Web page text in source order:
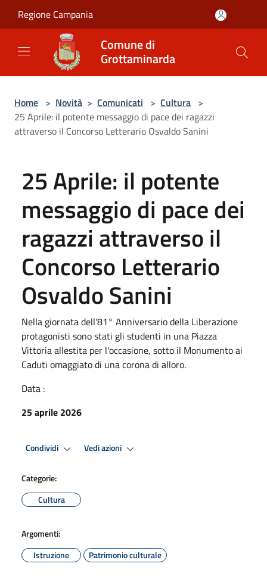
Regione Campania
Comune di
Grottaminarda
Home > Novità > Comunicati > Cultura >
25 Aprile: il potente messaggio di pace dei ragazzi
attraverso il Concorso Letterario Osvaldo Sanini
25 Aprile: il potente
messaggio di pace dei
ragazzi attraverso il
Concorso Letterario
Osvaldo Sanini
Nella giornata dell'81° Anniversario della Liberazione
protagonisti sono stati gli studenti in una Piazza
Vittoria allestita per l'occasione, sotto il Monumento ai
Caduti omaggiato di una corona di alloro.
Data :
25 aprile 2026
Condividi Vedi azioni
Categorie:
Cultura
Argomenti:
Istruzione
Patrimonio culturale